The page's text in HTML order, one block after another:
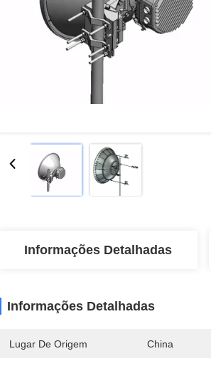
Informações Detalhadas
Informações Detalhadas
Lugar De Origem China